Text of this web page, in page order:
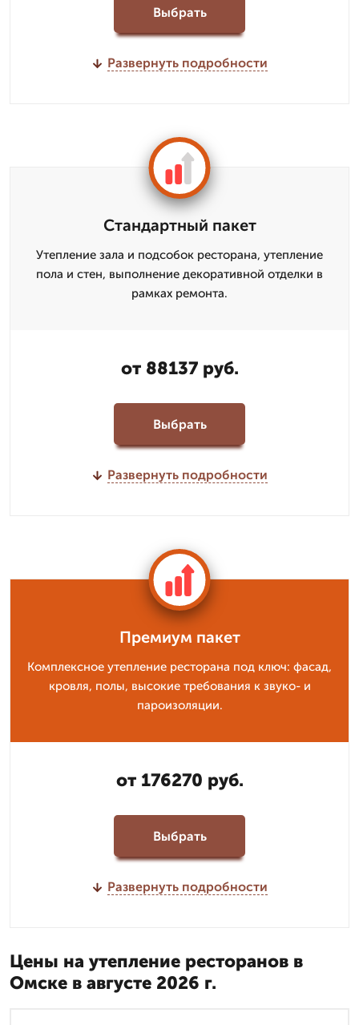
Выбрать
Развернуть подробности
Стандартный пакет
Утепление зала и подсобок ресторана, утепление
пола и стен, выполнение декоративной отделки в
рамках ремонта.
от 88137 руб.
Выбрать
Развернуть подробности
Премиум пакет
Комплексное утепление ресторана под ключ: фасад,
кровля, полы, высокие требования к звуко- и
пароизоляции.
от 176270 руб.
Выбрать
Развернуть подробности
Цены на утепление ресторанов в
Омске в августе 2026 г.